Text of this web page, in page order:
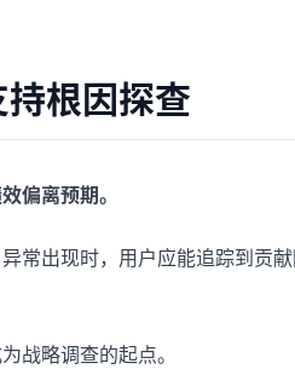
根因探查
偏离预期。
常出现时，用户应能追踪到
战略调查的起点。